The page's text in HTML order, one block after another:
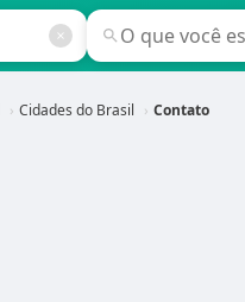
Cidades do Brasil Contato